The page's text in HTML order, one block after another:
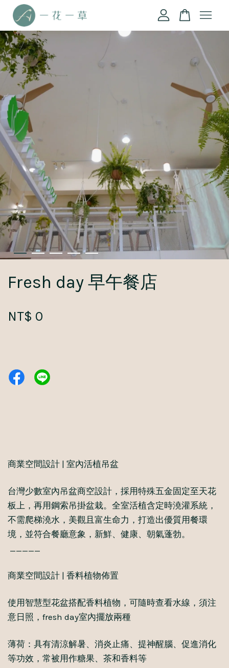
Fresh day 早午餐店
NT$ 0
商業空間設計 | 室內活植吊盆
台灣少數室內吊盆商空設計，採用特殊五金固定至天花
板上，再用鋼索吊掛盆栽。全室活植含定時澆灌系統，
不需爬梯澆水，美觀且富生命力，打造出優質用餐環
境，並符合餐廳意象，新鮮、健康、朝氣蓬勃。
_____
商業空間設計 | 香料植物佈置
使用智慧型花盆搭配香料植物，可隨時查看水線，須注
意日照，fresh day室內擺放兩種
薄荷：具有清涼解暑、消炎止痛、提神醒腦、促進消化
等功效，常被用作糖果、茶和香料等